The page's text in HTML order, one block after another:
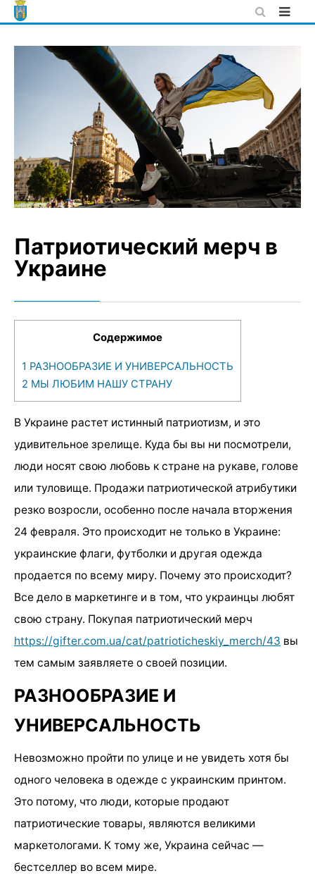
Skip
to
Патриотический мерч в
Украине
Содержимое
1 РАЗНООБРАЗИЕ И УНИВЕРСАЛЬНОСТЬ
2 МЫ ЛЮБИМ НАШУ СТРАНУ
В Украине растет истинный патриотизм, и это
удивительное зрелище. Куда бы вы ни посмотрели,
люди носят свою любовь к стране на рукаве, голове
или туловище. Продажи патриотической атрибутики
резко возросли, особенно после начала вторжения
24 февраля. Это происходит не только в Украине:
украинские флаги, футболки и другая одежда
продается по всему миру. Почему это происходит?
Все дело в маркетинге и в том, что украинцы любят
свою страну. Покупая патриотический мерч
https://gifter.com.ua/cat/patrioticheskiy_merch/43 вы
тем самым заявляете о своей позиции.
РАЗНООБРАЗИЕ И
УНИВЕРСАЛЬНОСТЬ
Невозможно пройти по улице и не увидеть хотя бы
одного человека в одежде с украинским принтом.
Это потому, что люди, которые продают
патриотические товары, являются великими
маркетологами. К тому же, Украина сейчас —
бестселлер во всем мире.